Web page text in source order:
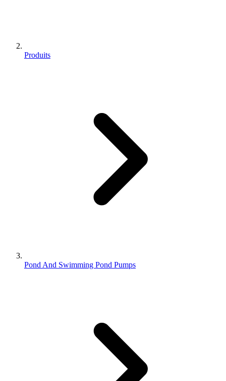
Produits
Pond And Swimming Pond Pumps